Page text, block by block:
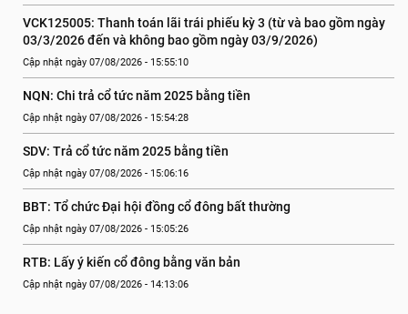
VCK125005: Thanh toán lãi trái phiếu kỳ 3 (từ và bao gồm ngày
03/3/2026 đến và không bao gồm ngày 03/9/2026)
Cập nhật ngày 07/08/2026 - 15:55:10
NQN: Chi trả cổ tức năm 2025 bằng tiền
Cập nhật ngày 07/08/2026 - 15:54:28
SDV: Trả cổ tức năm 2025 bằng tiền
Cập nhật ngày 07/08/2026 - 15:06:16
BBT: Tổ chức Đại hội đồng cổ đông bất thường
Cập nhật ngày 07/08/2026 - 15:05:26
RTB: Lấy ý kiến cổ đông bằng văn bản
Cập nhật ngày 07/08/2026 - 14:13:06